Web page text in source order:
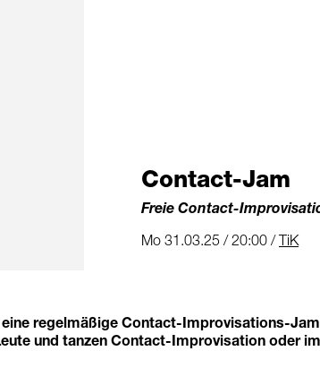
Contact-Jam
Freie Contact-
Mo 31.03.25 / 20:00 /TiK
regelmäßige Contact-Improvisations-
und tanzen Contact-Improvisation oder